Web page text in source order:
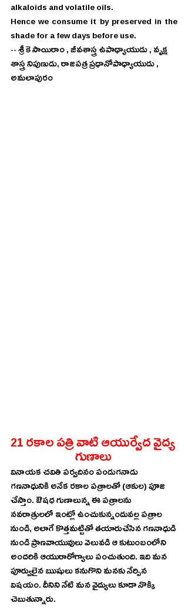
alkaloids and volatile oils.
Hence we consume it by preserved in the
shade for a few days before use.
-- శ్రీ కె సాయిరాం , జీవశాస్త్ర ఉపాధ్యాయుడు , వృక్ష
శాస్త్ర నిపుణుడు, రాజపత్ర ప్రధానోపాధ్యాయుడు ,
అమలాపురం
21 రకాల పత్రి వాటి ఆయుర్వేద వైద్య
గుణాలు
వినాయక చవితి పర్వదినం పండుగనాడు
గణనాధునికి అనేక రకాల పత్రాలతో (ఆకుల) పూజ
చేస్తాం. ఔషధ గుణాలున్న ఈ పత్రాలను
నవరాత్రులలో ఇంట్లో ఉంచుకున్నందువల్ల పత్రాల
నుండి, అలాగే కొత్తమట్టితో తయారుచేసిన గణనాధుడి
నుండి ప్రాణవాయువులు వెలువడి ఆ కుటుంబంలోని
అందరికి ఆయురారోగ్యాలు పంచుతుంది. ఇది మన
పూర్వులైన ఋషులు కనుగొని మనకు నేర్పిన
విషయం. దీనిని నేటి మన వైద్యులు కూడా నొక్కి
చెబుతున్నారు.